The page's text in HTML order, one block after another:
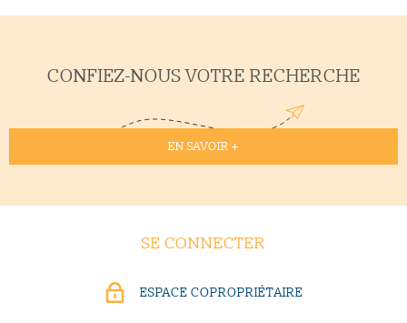
CONFIEZ-NOUS VOTRE RECHERCHE
EN SAVOIR +
SE CONNECTER
ESPACE COPROPRIÉTAIRE